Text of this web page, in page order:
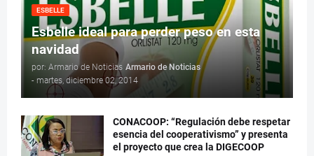
ESBELLE
Esbelle ideal para perder peso en esta
navidad
por: Armario de Noticias Armario de Noticias
- martes, diciembre 02, 2014
CONACOOP: “Regulación debe respetar
esencia del cooperativismo” y presenta
el proyecto que crea la DIGECOOP